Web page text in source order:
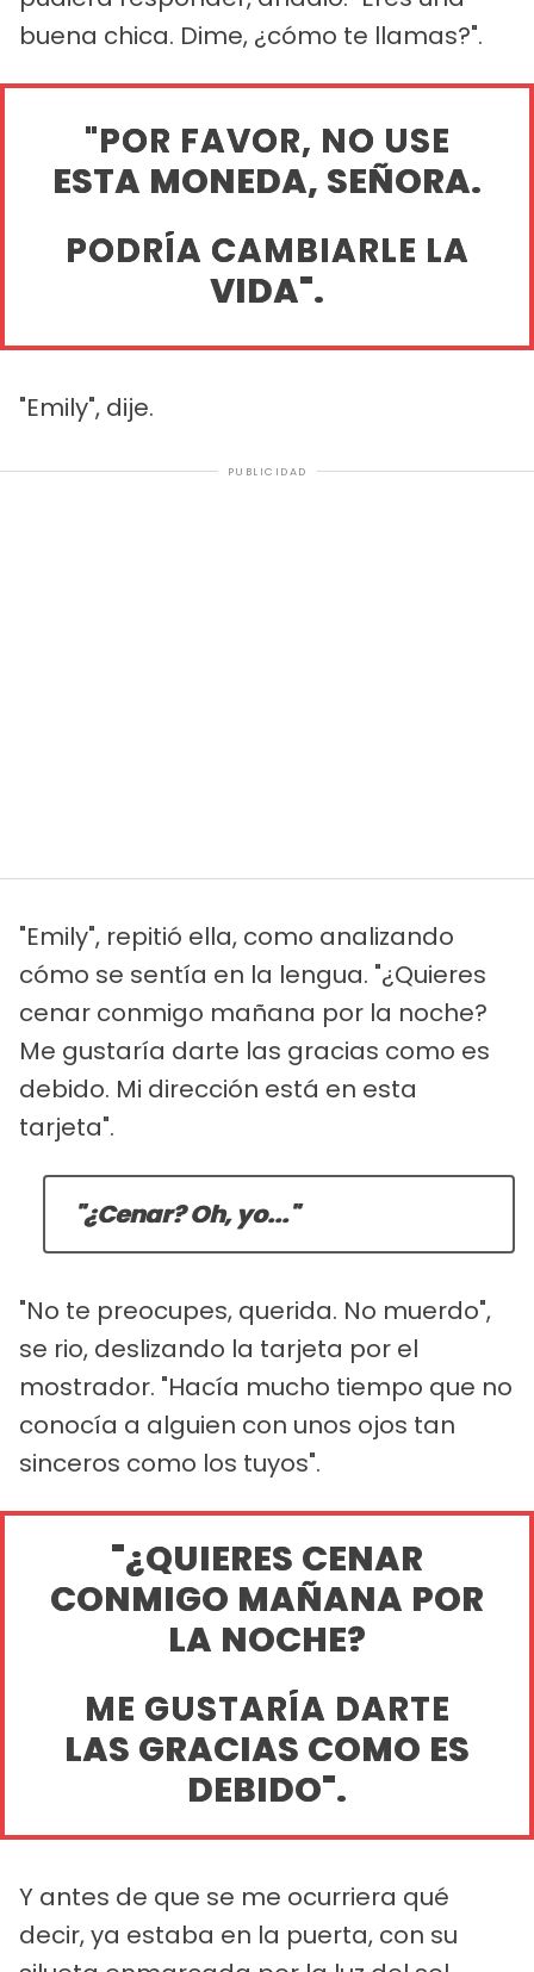
buena chica. Dime, ¿cómo te llamas?".
"POR FAVOR, NO USE
ESTA MONEDA, SEÑORA.
PODRÍA CAMBIARLE LA
VIDA".
"Emily", dije.
PUBLICIDAD
"Emily", repitió ella, como analizando
cómo se sentía en la lengua. "¿Quieres
cenar conmigo mañana por la noche?
Me gustaría darte las gracias como es
debido. Mi dirección está en esta
tarjeta".
"¿Cenar? Oh, yo..."
"No te preocupes, querida. No muerdo",
se rio, deslizando la tarjeta por el
mostrador. "Hacía mucho tiempo que no
conocía a alguien con unos ojos tan
sinceros como los tuyos".
"¿QUIERES CENAR
CONMIGO MAÑANA POR
LA NOCHE?
ME GUSTARÍA DARTE
LAS GRACIAS COMO ES
DEBIDO".
Y antes de que se me ocurriera qué
decir, ya estaba en la puerta, con su